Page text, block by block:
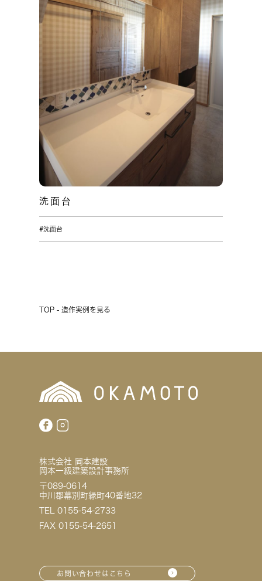
洗面台
#洗面台
TOP - 造作実例を見る
株式会社 岡本建設
岡本一級建築設計事務所
〒089-0614
中川郡幕別町緑町40番地32
TEL 0155-54-2733
FAX 0155-54-2651
お問い合わせはこちら